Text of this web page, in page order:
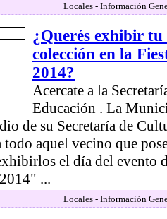
Locales - Información
¿Querés exhibir
colección en la
2014?
Acercate a la
Educación . La
de su Secretaría de
todo aquel vecino que
el día del evento
...
Locales - Información